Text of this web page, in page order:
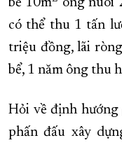
bể 10m
ông nuôi
có thể thu 1 tấn
triệu đồng, lãi
bể, 1 năm ông thu
Hỏi về định
phấn đấu xây